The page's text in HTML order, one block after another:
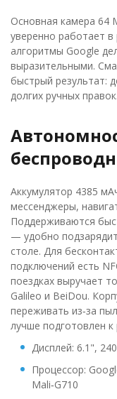
Основная камера 64
уверенно работает
алгоритмы Google
выразительными.
быстрый результат:
долгих ручных правок.
Аккумулятор 4385
мессенджеры,
Поддерживаются
— удобно
столе. Для
подключений есть
поездках выручает
Galileo и BeiDou.
переживать из‑за
лучше подготовлен к
Дисплей: 6.1",
Процессор:
Mali‑G710